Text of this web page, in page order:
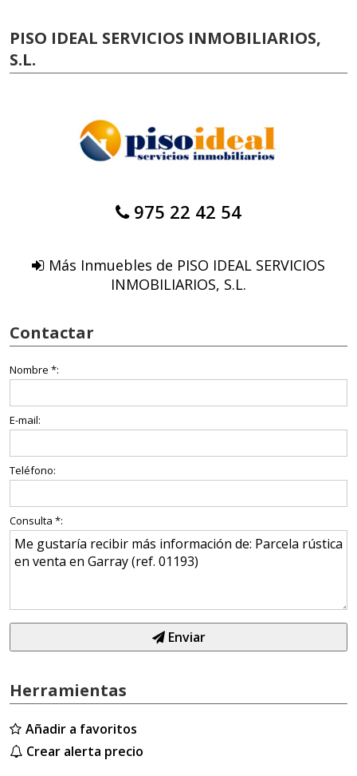
PISO IDEAL SERVICIOS INMOBILIARIOS,
S.L.
975 22 42 54
Más Inmuebles de PISO IDEAL SERVICIOS
INMOBILIARIOS, S.L.
Contactar
Nombre *:
E-mail:
Teléfono:
Consulta *:
Enviar
Herramientas
Añadir a favoritos
Crear alerta precio